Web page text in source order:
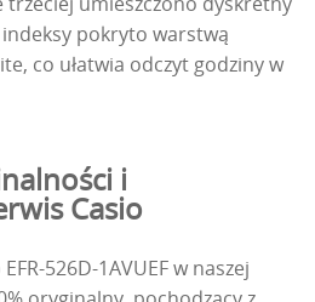
pokryto warstwą
co ułatwia odczyt godziny w
i
Casio
526D-1AVUEF w naszej